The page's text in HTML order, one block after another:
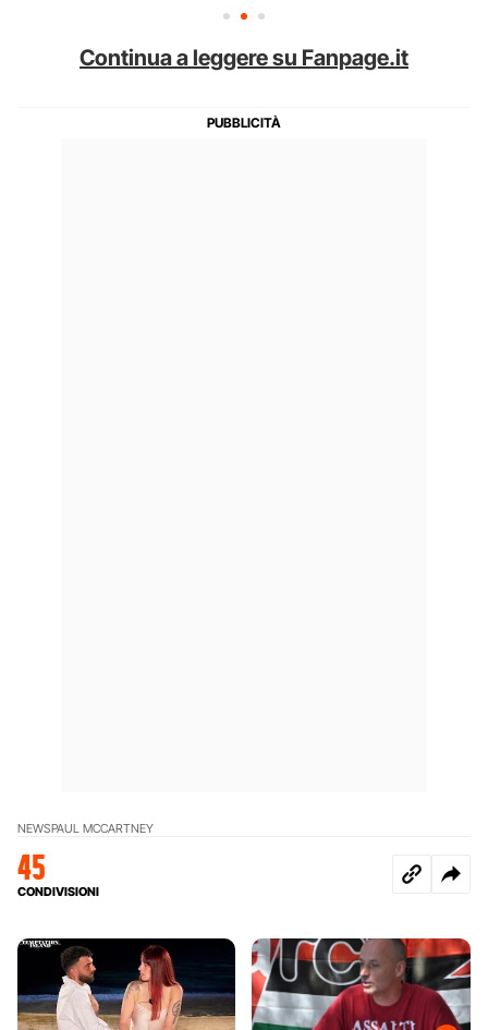
Continua a leggere su Fanpage.it
NEWSPAUL MCCARTNEY
45
CONDIVISIONI